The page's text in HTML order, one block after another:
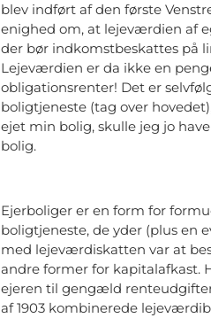
blev indført af den første
enighed om, at lejeværdien af
der bør indkomstbeskattes på
Lejeværdien er da ikke en
obligationsrenter! Det er
boligtjeneste (tag over
ejet min bolig, skulle jeg jo
bolig.
Ejerboliger er en form for
boligtjeneste, de yder (plus en
med lejeværdiskatten var at
andre former for kapitalafkast.
ejeren til gengæld
af 1903 kombinerede